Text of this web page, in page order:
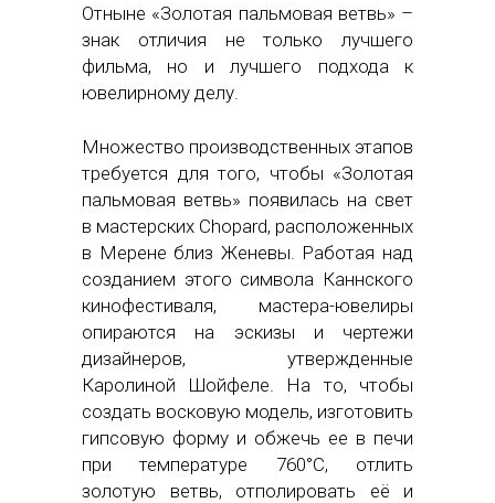
Отныне «Золотая пальмовая ветвь» –
знак отличия не только лучшего
фильма, но и лучшего подхода к
ювелирному делу.
Множество производственных этапов
требуется для того, чтобы «Золотая
пальмовая ветвь» появилась на свет
в мастерских Chopard, расположенных
в Мерене близ Женевы. Работая над
созданием этого символа Каннского
кинофестиваля, мастера-ювелиры
опираются на эскизы и чертежи
дизайнеров, утвержденные
Каролиной Шойфеле. На то, чтобы
создать восковую модель, изготовить
гипсовую форму и обжечь ее в печи
при температуре 760°C, отлить
золотую ветвь, отполировать её и